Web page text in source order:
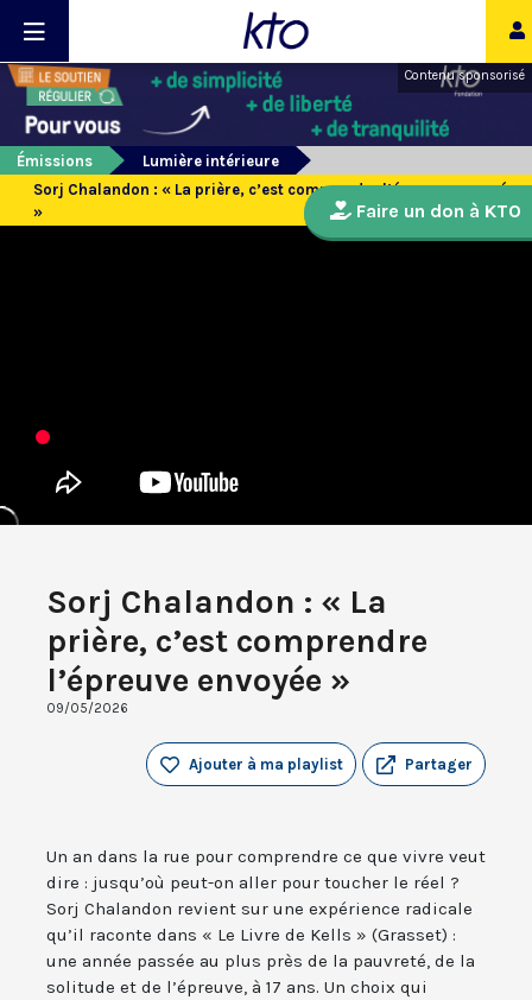
Contenu sponsorisé
Émissions
Lumière intérieure
Sorj Chalandon : « La prière, c’est comprendre l’épreuve envoyée
»
Sorj Chalandon : « La
prière, c’est comprendre
l’épreuve envoyée »
09/05/2026
Partager
Ajouter à ma playlist
Un an dans la rue pour comprendre ce que vivre veut
dire : jusqu’où peut-on aller pour toucher le réel ?
Sorj Chalandon revient sur une expérience radicale
qu’il raconte dans « Le Livre de Kells » (Grasset) :
une année passée au plus près de la pauvreté, de la
solitude et de l’épreuve, à 17 ans. Un choix qui
Faire un don à KTO